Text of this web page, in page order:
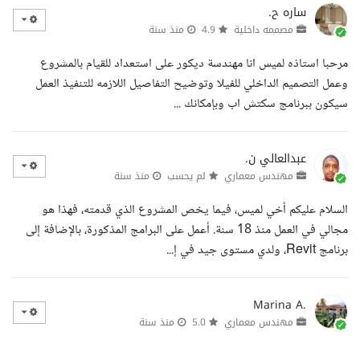
ساره ح.
مصممه داخلية منذ سنة
مرحبا استاذه لميس انا مهندسة ديكور على استعداد للقيام بالمشروع
وعمل التصميم الداخلي للفيلا وتوضيح التفاصيل اللازمه للتنفيذ العمل
سيكون ببرنامج سكتش اب وبإمكانك ...
عبدالعالي ن.
مهندس معماري لم يحسب منذ سنة
السلام عليكم أخي لميس، فيما يخص المشروع الذي قدمته، فهذا هو
مجالي في العمل منذ 18 سنة. أعمل على البرامج المذكورة، بالإضافة إلى
برنامج Revit، ولدي مستوى جيد في إ...
Marina A.
مهندس معماري منذ سنة